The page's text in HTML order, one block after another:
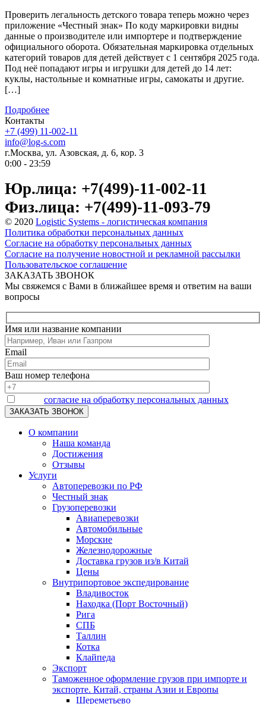
Проверить легальность детского товара теперь можно через
приложение «Честный знак» По коду маркировки видны
данные о производителе или импортере и подтверждение
официального оборота. Обязательная маркировка отдельных
категорий товаров для детей действует с 1 сентября 2025 года.
Под неё попадают игры и игрушки для детей до 14 лет:
куклы, настольные и комнатные игры, самокаты и другие.
[…]
Подробнее
Контакты
+7 (499) 11-002-11
info@log-s.com
г.Москва, ул. Азовская, д. 6, кор. 3
0:00 - 23:59
Юр.лица: +7(499)-11-002-11
Физ.лица: +7(499)-11-093-79
© 2020 Logistic Systems - логистическая компания
Политика обработки персональных данных
Согласие на обработку персональных данных
Согласие на получение новостной и рекламной рассылки
Пользовательское соглашение
ЗАКАЗАТЬ ЗВОНОК
Мы свяжемся с Вами в ближайшее время и ответим на ваши
вопросы
Имя или название компании
Email
Ваш номер телефона
согласие на обработку персональных данных
О компании
Наша команда
Достижения
Отзывы
Услуги
Автоперевозки по РФ
Честный знак
Грузоперевозки
Авиаперевозки
Автомобильные
Морские
Железнодорожные
Доставка грузов из/в Китай
Цены
Внутрипортовое экспедирование
Владивосток
Находка (Порт Восточный)
Рига
СПБ
Таллин
Котка
Клайпеда
Экспорт
Таможенное оформление грузов при импорте и
экспорте. Китай, страны Азии и Европы
Шереметьево